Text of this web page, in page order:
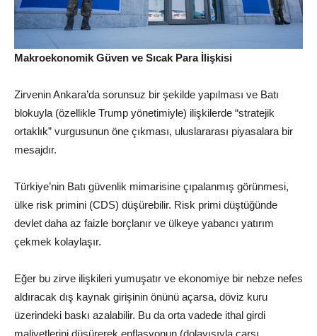
Makroekonomik Güven ve Sıcak Para İlişkisi
Zirvenin Ankara’da sorunsuz bir şekilde yapılması ve Batı
blokuyla (özellikle Trump yönetimiyle) ilişkilerde “stratejik
ortaklık” vurgusunun öne çıkması, uluslararası piyasalara bir
mesajdır.
Türkiye’nin Batı güvenlik mimarisine çıpalanmış görünmesi,
ülke risk primini (CDS) düşürebilir. Risk primi düştüğünde
devlet daha az faizle borçlanır ve ülkeye yabancı yatırım
çekmek kolaylaşır.
Eğer bu zirve ilişkileri yumuşatır ve ekonomiye bir nebze nefes
aldıracak dış kaynak girişinin önünü açarsa, döviz kuru
üzerindeki baskı azalabilir. Bu da orta vadede ithal girdi
maliyetlerini düşürerek enflasyonun (dolayısıyla çarşı